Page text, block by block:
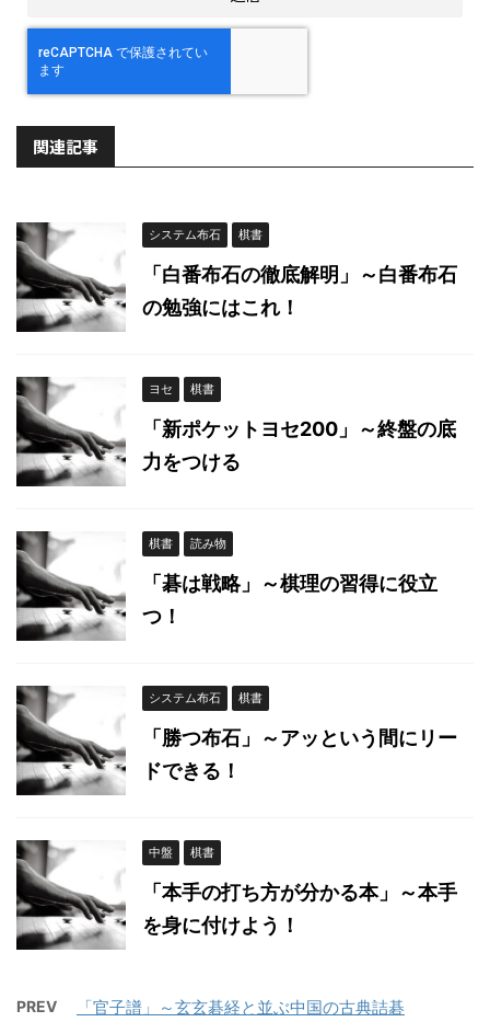
関連記事
システム布石 棋書
「白番布石の徹底解明」～白番布石
の勉強にはこれ！
ヨセ 棋書
「新ポケットヨセ200」～終盤の底
力をつける
棋書 読み物
「碁は戦略」～棋理の習得に役立
つ！
システム布石 棋書
「勝つ布石」～アッという間にリー
ドできる！
中盤 棋書
「本手の打ち方が分かる本」～本手
を身に付けよう！
PREV 「官子譜」～玄玄碁経と並ぶ中国の古典詰碁